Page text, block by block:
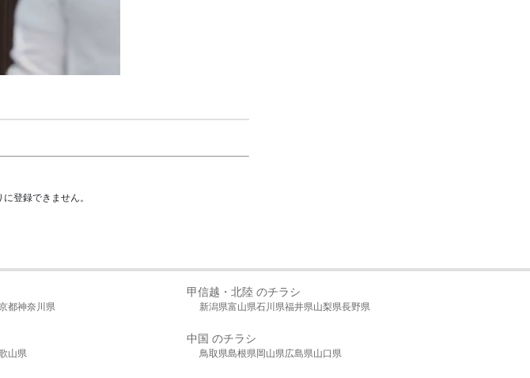
登録できません。
都神奈川県
甲信越・北陸 のチラシ
新潟県富山県石川県福井県山梨県長野県
山県
中国 のチラシ
鳥取県島根県岡山県広島県山口県